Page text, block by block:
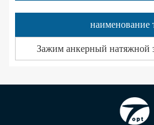
наименование
Зажим анкерный